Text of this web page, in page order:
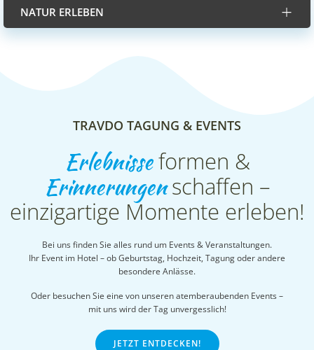
NATUR ERLEBEN
TRAVDO TAGUNG & EVENTS
Erlebnisse formen &
Erinnerungenschaffen –
einzigartige Momente erleben!
Bei uns finden Sie alles rund um Events & Veranstaltungen.
Ihr Event im Hotel – ob Geburtstag, Hochzeit, Tagung oder andere
besondere Anlässe.
Oder besuchen Sie eine von unseren atemberaubenden Events –
mit uns wird der Tag unvergesslich!
JETZT ENTDECKEN!